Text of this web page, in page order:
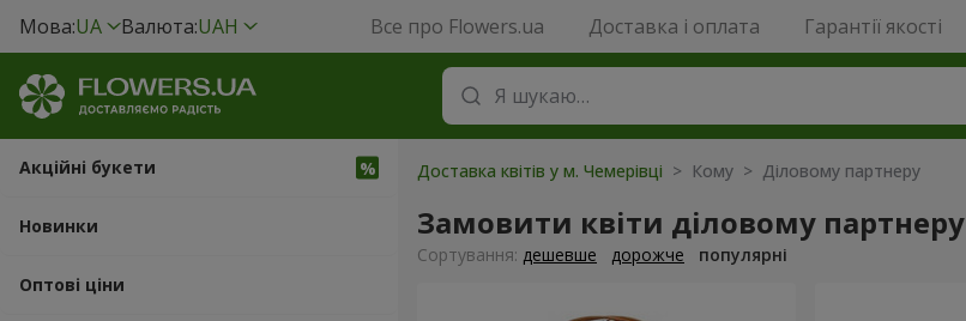
Мова:UA Валюта:UAH Все про Flowers.ua Доставка і оплата Гарантії якості
Акційні букети
Новинки
Оптові ціни
Доставка квітів у м. Чемерівці > Кому > Діловому партнеру
Замовити квіти діловому партнеру
Сортування: дешевше дорожче популярні